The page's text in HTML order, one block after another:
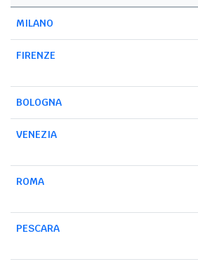
MILANO
FIRENZE
BOLOGNA
VENEZIA
ROMA
PESCARA